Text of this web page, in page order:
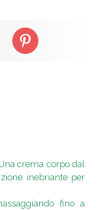
Pinterest
crema corpo dal
inebriante per
fino a